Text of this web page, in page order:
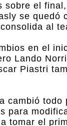
sobre el
se quedó
al
en el
Lando
Piastri
cambió
para
tomar el